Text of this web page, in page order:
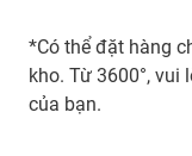
*Có thể đặt hàng
kho. Từ 3600°,
của bạn.